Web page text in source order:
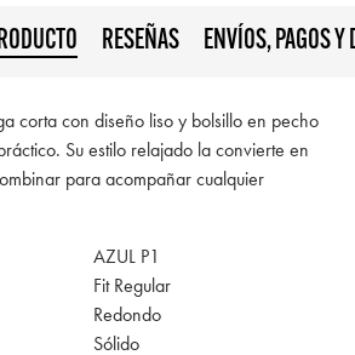
RESEÑAS ENVÍOS, PAGOS Y
corta con diseño liso y bolsillo en pecho
Su estilo relajado la convierte en
para acompañar cualquier
AZUL P1
Fit Regular
Redondo
Sólido